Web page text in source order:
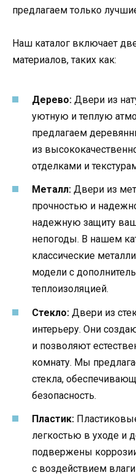
предлагаем только
Наш каталог включает
материалов, таких как:
Дерево: Двери из
уютную и теплую
предлагаем
из
отделками и
Металл: Двери из
прочностью и
надежную защиту
непогоды. В нашем
классические
модели с
теплоизоляцией.
Стекло: Двери из
интерьеру. Они
и позволяют
комнату. Мы
стекла,
безопасность.
Пластик:
легкостью в уходе и
подвержены
с воздействием